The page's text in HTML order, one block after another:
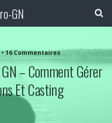
GN
16 Commentaires
– Comment Gérer
Et Casting